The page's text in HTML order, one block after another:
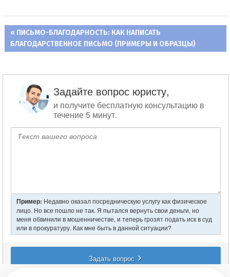
Навигация
записям
ПРЕДЫДУЩАЯ
ЗАПИСЬ:
ПИСЬМО-БЛАГОДАРНОСТЬ: КАК НАПИСАТЬ
БЛАГОДАРСТВЕННОЕ ПИСЬМО (ПРИМЕРЫ И ОБРАЗЦЫ)